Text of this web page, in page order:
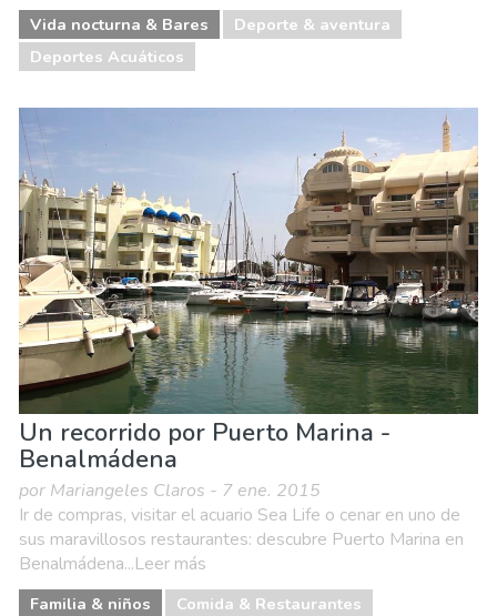
Vida nocturna & Bares
Deporte & aventura
Deportes Acuáticos
Un recorrido por Puerto Marina -
Benalmádena
por Mariangeles Claros - 7 ene. 2015
Ir de compras, visitar el acuario Sea Life o cenar en uno de
sus maravillosos restaurantes: descubre Puerto Marina en
Benalmádena...Leer más
Familia & niños
Comida & Restaurantes